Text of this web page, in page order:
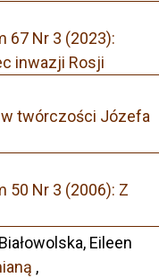
67 Nr 3 (2023):
inwazji Rosji
w twórczości Józefa
50 Nr 3 (2006): Z
Eileen
,